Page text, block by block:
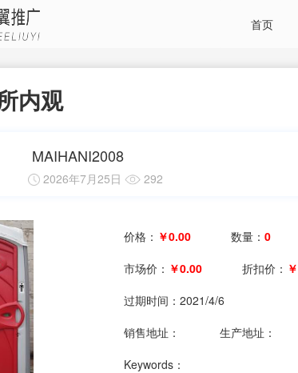
首页
内观
MAIHANI2008
2026年7月25日 292
价格： ￥0.00 数量：0
市场价： ￥0.00 折扣价：
过期时间：2021/4/6
销售地址：
生产地址：
Keywords：